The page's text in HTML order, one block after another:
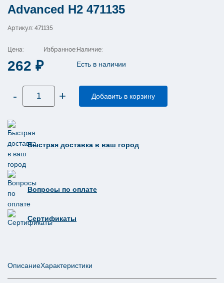
Advanced Н2 471135
Артикул: 471135
Цена:
262 ₽
Избранное:Наличие:
Есть в наличии
-
Количество
товара
Xpress®
сложение
Multifold
Advanced
Н2
471135
+ Добавить в корзину
Быстрая доставка в ваш город
Вопросы по оплате
Сертификаты
ОписаниеХарактеристики